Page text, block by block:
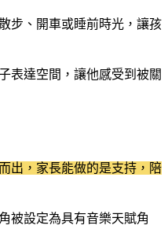
步、開車或睡前時光，讓孩
表達空間，讓他感受到被關
出，家長能做的是支持，陪
被設定為具有音樂天賦角